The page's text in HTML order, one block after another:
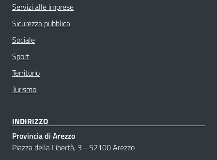
Servizi alle imprese
Sicurezza pubblica
Sociale
Sport
Territorio
Turismo
INDIRIZZO
Provincia di Arezzo
Piazza della Libertà, 3 - 52100 Arezzo